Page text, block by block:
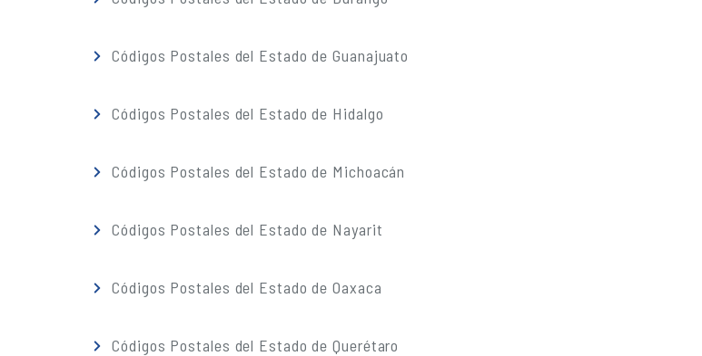
Códigos Postales del Estado de Guanajuato
Códigos Postales del Estado de Hidalgo
Códigos Postales del Estado de Michoacán
Códigos Postales del Estado de Nayarit
Códigos Postales del Estado de Oaxaca
Códigos Postales del Estado de Querétaro